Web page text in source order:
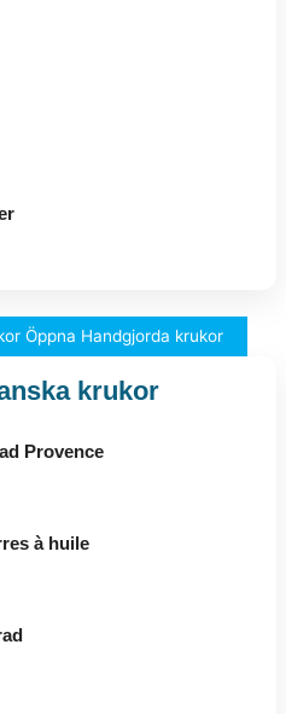
Öppna Handgjorda krukor
krukor
Provence
à huile